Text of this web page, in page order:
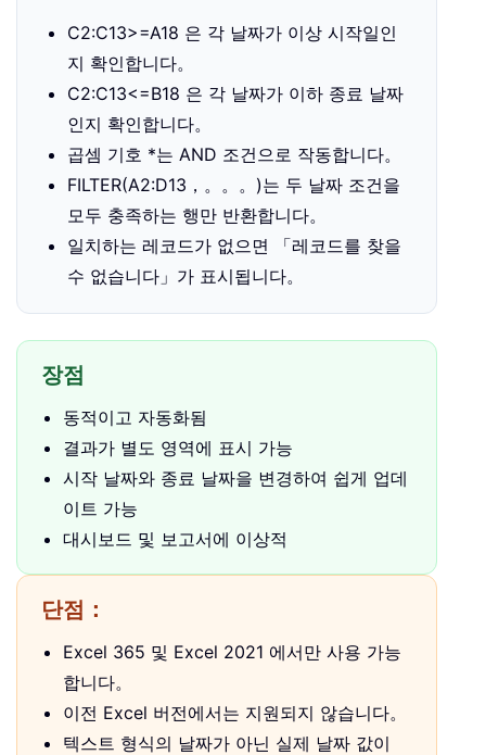
C2:C13>=A18 은 각 날짜가 이상 시작일인
지 확인합니다。
C2:C13<=B18 은 각 날짜가 이하 종료 날짜
인지 확인합니다。
곱셈 기호 *는 AND 조건으로 작동합니다。
FILTER(A2:D13，。。。)는 두 날짜 조건을
모두 충족하는 행만 반환합니다。
일치하는 레코드가 없으면 「레코드를 찾을
수 없습니다」가 표시됩니다。
장점
동적이고 자동화됨
결과가 별도 영역에 표시 가능
시작 날짜와 종료 날짜을 변경하여 쉽게 업데
이트 가능
대시보드 및 보고서에 이상적
단점：
Excel 365 및 Excel 2021 에서만 사용 가능
합니다。
이전 Excel 버전에서는 지원되지 않습니다。
텍스트 형식의 날짜가 아닌 실제 날짜 값이